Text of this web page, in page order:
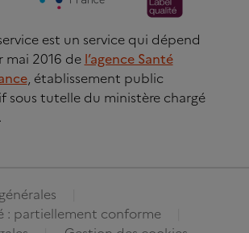
est un service qui dépend
mai 2016 de l’agence Santé
, établissement public
sous tutelle du ministère chargé
: partiellement conforme